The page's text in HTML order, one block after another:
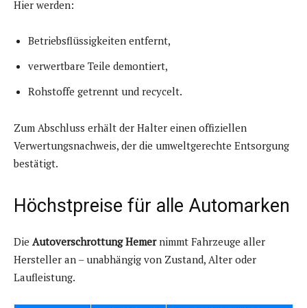
Hier werden:
Betriebsflüssigkeiten entfernt,
verwertbare Teile demontiert,
Rohstoffe getrennt und recycelt.
Zum Abschluss erhält der Halter einen offiziellen
Verwertungsnachweis, der die umweltgerechte Entsorgung
bestätigt.
Höchstpreise für alle Automarken
Die Autoverschrottung Hemernimmt Fahrzeuge aller
Hersteller an – unabhängig von Zustand, Alter oder
Laufleistung.